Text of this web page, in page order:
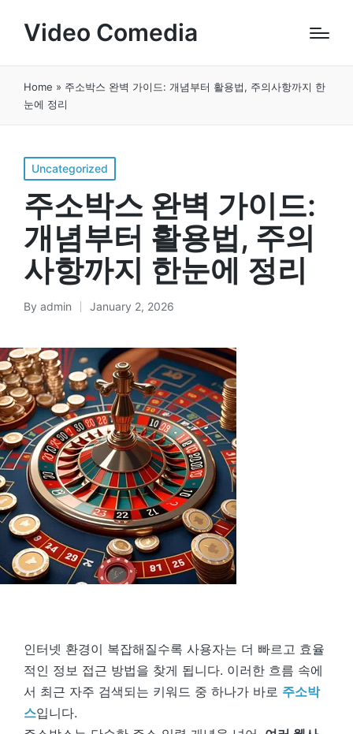
Video Comedia
Home » 주소박스 완벽 가이드: 개념부터 활용법, 주의사항까지 한
눈에 정리
Posted
in
Uncategorized
주소박스 완벽 가이드:
개념부터 활용법, 주의
사항까지 한눈에 정리
Posted
By admin January 2, 2026
인터넷 환경이 복잡해질수록 사용자는 더 빠르고 효율
적인 정보 접근 방법을 찾게 됩니다. 이러한 흐름 속에
서 최근 자주 검색되는 키워드 중 하나가 바로 주소박
스입니다.